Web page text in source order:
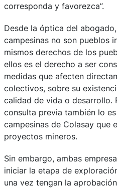
corresponda y favorezca”.
Desde la óptica del
campesinas no son pueblos
mismos derechos de los
ellos es el derecho a ser
medidas que afecten
colectivos, sobre su
calidad de vida o desarrollo.
consulta previa también lo
campesinas de Colasay que
proyectos mineros.
Sin embargo, ambas
iniciar la etapa de
una vez tengan la